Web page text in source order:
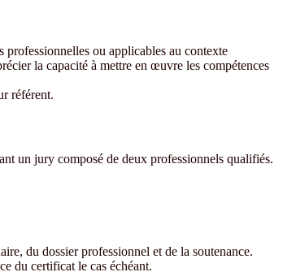
ou applicables au contexte
la capacité à mettre en œuvre les compétences
référent.
un jury composé de deux professionnels qualifiés.
du dossier professionnel et de la soutenance.
du certificat le cas échéant.